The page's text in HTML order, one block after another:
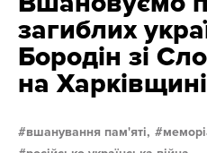
загиблих
Бородін зі
на Харківщині
вшанування пам'яті,